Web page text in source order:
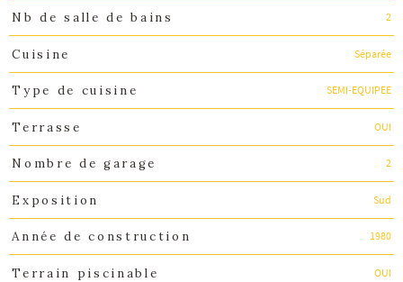
Nb de salle de bains 2
Cuisine Séparée
Type de cuisine SEMI-EQUIPEE
Terrasse OUI
Nombre de garage 2
Exposition Sud
Année de construction 1980
Terrain piscinable OUI